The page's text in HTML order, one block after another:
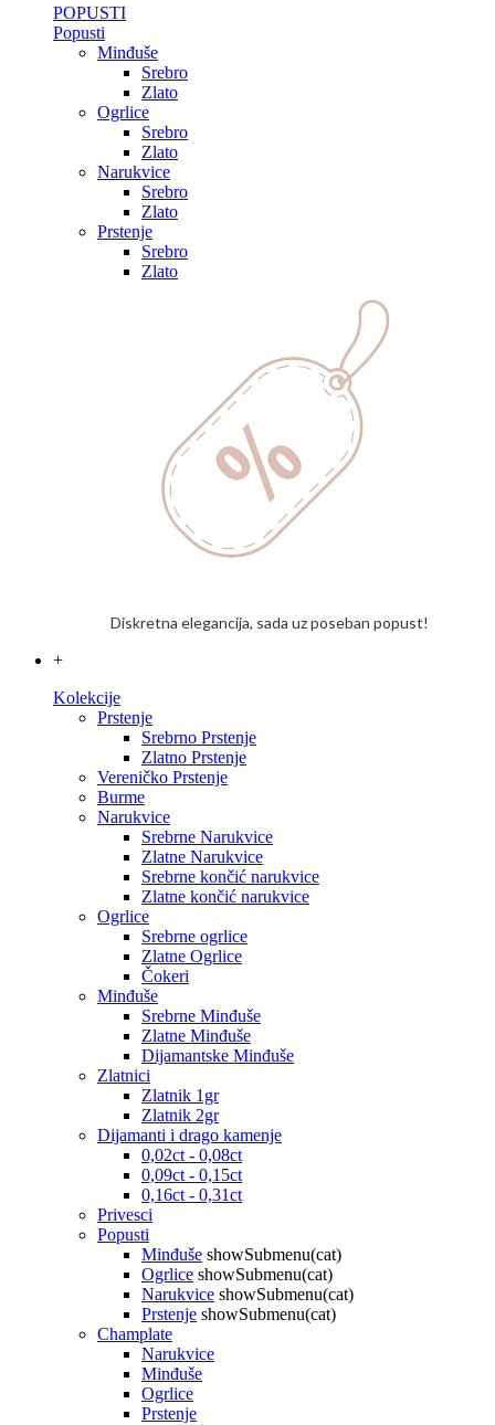
POPUSTI
Popusti
Minđuše
Srebro
Zlato
Ogrlice
Srebro
Zlato
Narukvice
Srebro
Zlato
Prstenje
Srebro
Zlato
Diskretna elegancija, sada uz poseban popust!
+
Kolekcije
Prstenje
Srebrno Prstenje
Zlatno Prstenje
Vereničko Prstenje
Burme
Narukvice
Srebrne Narukvice
Zlatne Narukvice
Srebrne končić narukvice
Zlatne končić narukvice
Ogrlice
Srebrne ogrlice
Zlatne Ogrlice
Čokeri
Minđuše
Srebrne Minđuše
Zlatne Minđuše
Dijamantske Minđuše
Zlatnici
Zlatnik 1gr
Zlatnik 2gr
Dijamanti i drago kamenje
0,02ct - 0,08ct
0,09ct - 0,15ct
0,16ct - 0,31ct
Privesci
Popusti
Minđuše showSubmenu(cat)
Ogrlice showSubmenu(cat)
Narukvice showSubmenu(cat)
Prstenje showSubmenu(cat)
Champlate
Narukvice
Minđuše
Ogrlice
Prstenje